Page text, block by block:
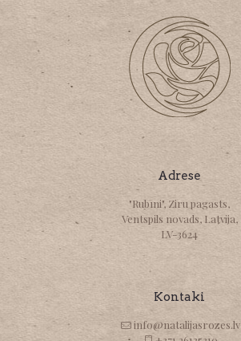
Adrese
"Rubīni", Ziru pagasts,
Ventspils novads, Latvija,
LV-3624
Kontaki
info@natalijasrozes.lv